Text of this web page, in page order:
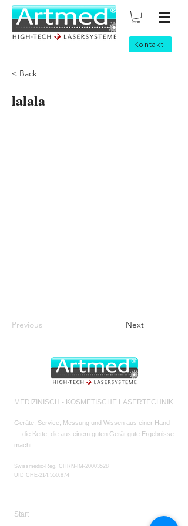
Kontakt
< Back
lalala
Previous Next
MEDIZINISCH - KOSMETISCHE LASERTECHNIK
Geräte, Service, Messung und Wissen aus einer Hand
— die Kette, die aus einem guten Gerät gute Ergebnisse
macht.
Swissmedic-Reg. CHRN-IM-20003528
UID CHE-214.550.874
Start